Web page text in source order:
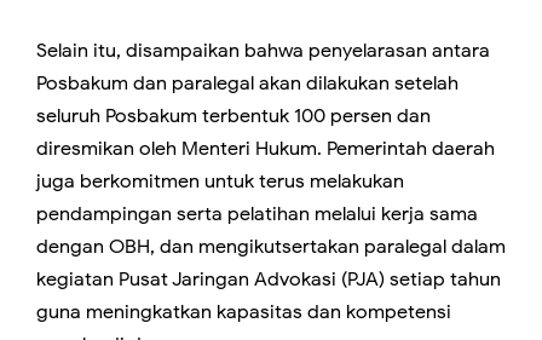
Selain itu, disampaikan bahwa penyelarasan antara
Posbakum dan paralegal akan dilakukan setelah
seluruh Posbakum terbentuk 100 persen dan
diresmikan oleh Menteri Hukum. Pemerintah daerah
juga berkomitmen untuk terus melakukan
pendampingan serta pelatihan melalui kerja sama
dengan OBH, dan mengikutsertakan paralegal dalam
kegiatan Pusat Jaringan Advokasi (PJA) setiap tahun
guna meningkatkan kapasitas dan kompetensi